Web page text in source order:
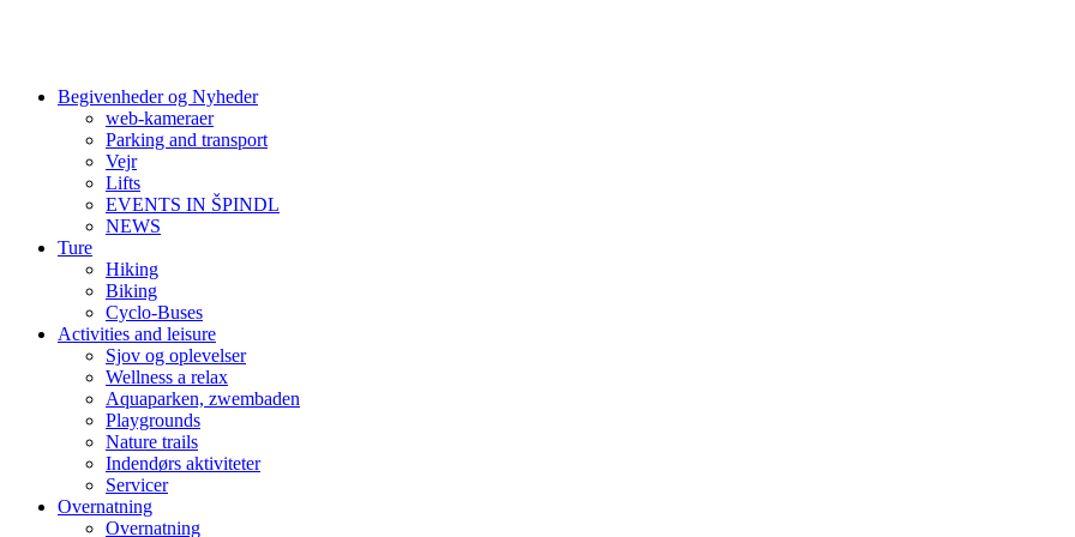
Begivenheder og Nyheder
web-kameraer
Parking and transport
Vejr
Lifts
EVENTS IN ŠPINDL
NEWS
Ture
Hiking
Biking
Cyclo-Buses
Activities and leisure
Sjov og oplevelser
Wellness a relax
Aquaparken, zwembaden
Playgrounds
Nature trails
Indendørs aktiviteter
Servicer
Overnatning
Overnatning